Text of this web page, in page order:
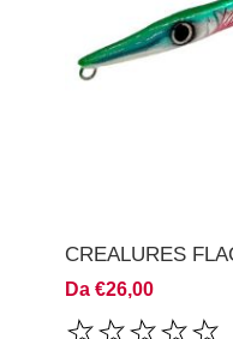
CREALURES
Da €26,00